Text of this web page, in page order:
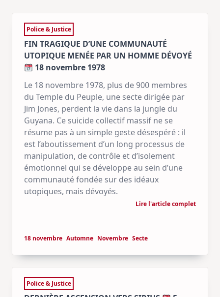
Police & Justice
FIN TRAGIQUE D’UNE COMMUNAUTÉ
UTOPIQUE MENÉE PAR UN HOMME DÉVOYÉ
18 novembre 1978
Le 18 novembre 1978, plus de 900 membres
du Temple du Peuple, une secte dirigée par
Jim Jones, perdent la vie dans la jungle du
Guyana. Ce suicide collectif massif ne se
résume pas à un simple geste désespéré : il
est l’aboutissement d’un long processus de
manipulation, de contrôle et d’isolement
émotionnel qui se développe au sein d’une
communauté fondée sur des idéaux
utopiques, mais dévoyés.
Lire l'article complet
18 novembre Automne Novembre Secte
Police & Justice